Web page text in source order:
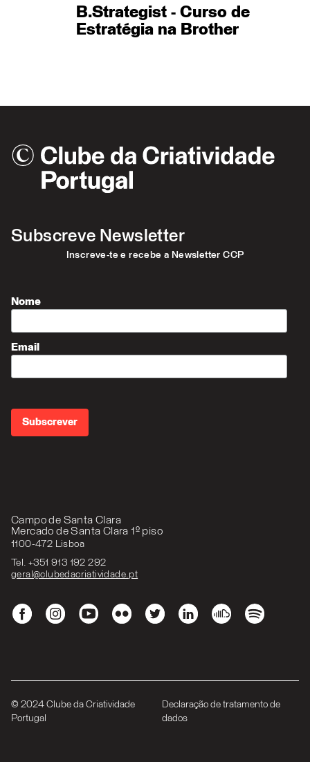
B.Strategist - Curso de
Estratégia na Brother
Campo de Santa Clara
Mercado de Santa Clara 1º piso
1100-472 Lisboa
Tel. +351 913 192 292
geral@clubedacriatividade.pt
Subscreve Newsletter
Inscreve-te e recebe a Newsletter CCP
Nome
Email
© 2024 Clube da Criatividade
Portugal
Declaração de tratamento de
dados